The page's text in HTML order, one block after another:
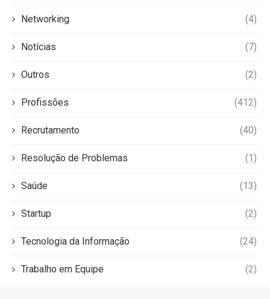
Networking (4)
Notícias (7)
Outros (2)
Profissões (412)
Recrutamento (40)
Resolução de Problemas (1)
Saúde (13)
Startup (2)
Tecnologia da Informação (24)
Trabalho em Equipe (2)